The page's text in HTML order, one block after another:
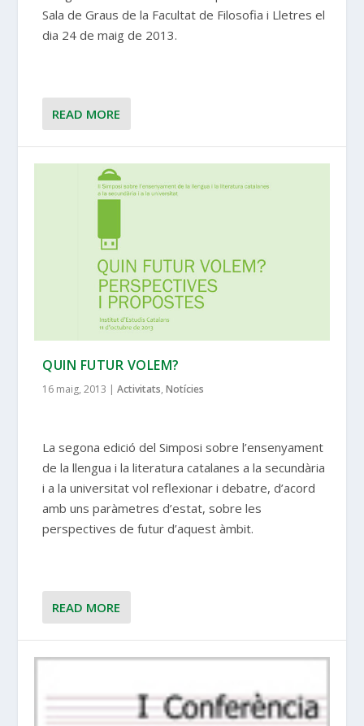
Sala de Graus de la Facultat de Filosofia i Lletres el
dia 24 de maig de 2013.
READ MORE
QUIN FUTUR VOLEM?
16 maig, 2013 |Activitats,Notícies
La segona edició del Simposi sobre l’ensenyament
de la llengua i la literatura catalanes a la secundària
i a la universitat vol reflexionar i debatre, d’acord
amb uns paràmetres d’estat, sobre les
perspectives de futur d’aquest àmbit.
READ MORE